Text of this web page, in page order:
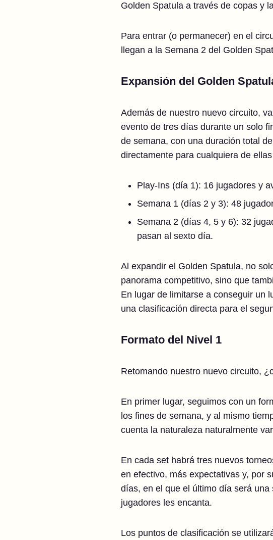
Golden Spatula a través de copas y
Para entrar (o permanecer) en el
llegan a la Semana 2 del Golden
Expansión del Golden
Además de nuestro nuevo circuito,
evento de tres días durante un solo
de semana, con una duración total
directamente para cualquiera de
Play-Ins (día 1): 16 jugadores y
Semana 1 (días 2 y 3): 48
Semana 2 (días 4, 5 y 6): 32
pasan al sexto día.
Al expandir el Golden Spatula, no
panorama competitivo, sino que
En lugar de limitarse a conseguir un
una clasificación directa para el
Formato del Nivel 1
Retomando nuestro nuevo circuito,
En primer lugar, seguimos con un
los fines de semana, y al mismo
cuenta la naturaleza naturalmente
En cada set habrá tres nuevos
en efectivo, más expectativas y, por
días, en el que el último día será
jugadores les encanta.
Los puntos de clasificación se